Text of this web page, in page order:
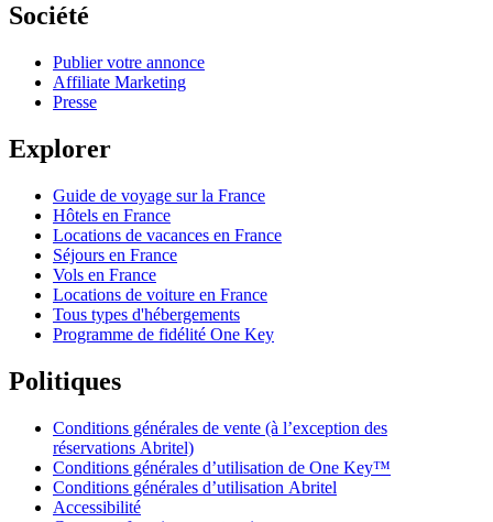
Société
Publier votre annonce
Affiliate Marketing
Presse
Explorer
Guide de voyage sur la France
Hôtels en France
Locations de vacances en France
Séjours en France
Vols en France
Locations de voiture en France
Tous types d'hébergements
Programme de fidélité One Key
Politiques
Conditions générales de vente (à l’exception des
réservations Abritel)
Conditions générales d’utilisation de One Key™
Conditions générales d’utilisation Abritel
Accessibilité